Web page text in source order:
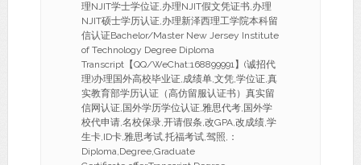
理NJIT学士学位证,办理NJIT假文凭证书,办理
NJIT硕士学历认证,办理新泽西理工学院本科留
信认证Bachelor/Master New Jersey Institute
of Technology Degree Diploma
Transcript【QQ/WeChat:168899991】(诚招代
理)办理国外高校毕业证,成绩单,文凭,学位证,真
实教育部学历认证（高仿留服认证书）真实留
信网认证,国外学历学位认证,雅思代考,国外学
校代申请,名校保录,开请假条,改GPA,改成绩,学
生卡,ID卡,雅思考试,托福考试,驾照,：
Diploma,Degree,Graduate